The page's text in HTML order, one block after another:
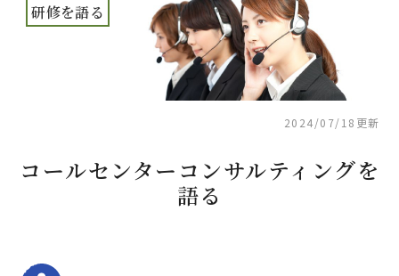
研修を語る
2024/07/18更新
コールセンターコンサルティングを
語る